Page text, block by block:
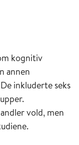
kognitiv
annen
inkluderte seks
vold, men